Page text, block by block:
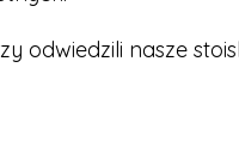
odwiedzili nasze